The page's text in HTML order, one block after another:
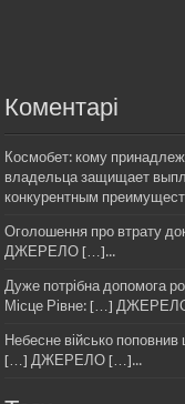
Коментарі
Космобет: кому
владельца защищает
конкурентным
Оголошення про втрату
ДЖЕРЕЛО […]...
Дуже потрібна допомога
Місце Рівне: […]
Небесне військо
[…] ДЖЕРЕЛО […]...